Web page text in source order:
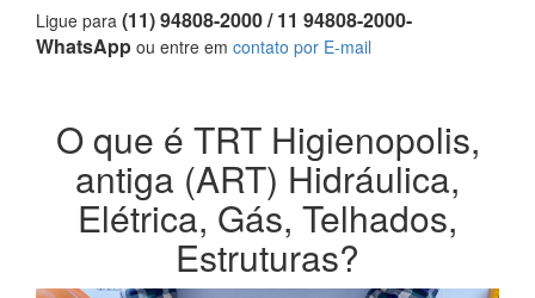
Ligue para (11) 94808-2000 / 11 94808-2000-
WhatsApp ou entre em contato por E-mail
O que é TRT Higienopolis,
antiga (ART) Hidráulica,
Elétrica, Gás, Telhados,
Estruturas?